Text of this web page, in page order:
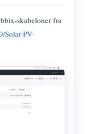
skabeloner fra
Solar-PV-